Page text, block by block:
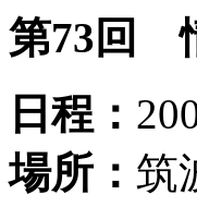
第73回
日程：
場所： 筑